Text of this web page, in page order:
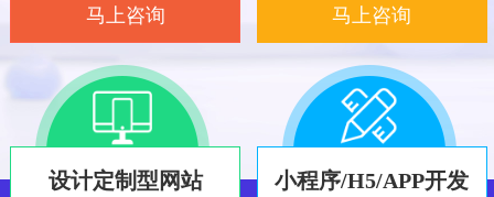
马上咨询 马上咨询
设计定制型网站 小程序/H5/APP开发